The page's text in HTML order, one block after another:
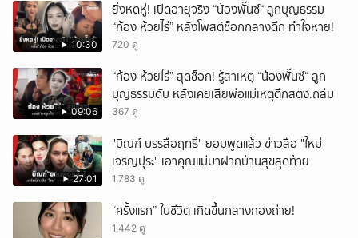
10:30
ยิ่งหดหู่! เปิดอายุจริง “น้องพั๊นซ์“ ลูกบุญธรรม
“ก้อง ห้วยไร่” หลังโพสต์ช็อกกลางดึก ทำใจหาย!
720 ดู
09:06
“ก้อง ห้วยไร่” สุดช็อก! รู้สาเหตุ “น้องพั๊นซ์“ ลูก
บุญธรรมดับ หลังเคยเสียพ่อแม่เหตุตึกสตง.ถล่ม
367 ดู
27:01
"บิณฑ์ บรรลือฤทธิ์" ยอมพูดแล้ว ข่าวลือ "ใหม่
เจริญปุระ" เอาคุณแม่มาฝากบ้านสุขสุดท้าย
1,783 ดู
“ครั้งแรก” ในชีวิต เกิดขึ้นกลางกองถ่าย!
1,442 ดู